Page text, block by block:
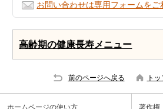
お問い合わせは専用フォームをご
高齢期の健康長寿メニュー
前のページへ戻る ト